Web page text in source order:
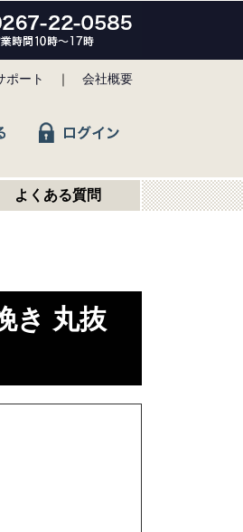
ポート 会社概要
よくある質問
き 丸抜